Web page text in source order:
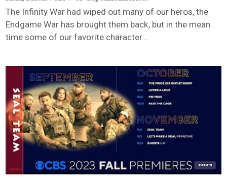
The Infinity War had wiped out many of our heros, the
Endgame War has brought them back, but in the mean
time some of our favorite character...